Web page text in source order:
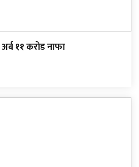
११ करोड नाफा